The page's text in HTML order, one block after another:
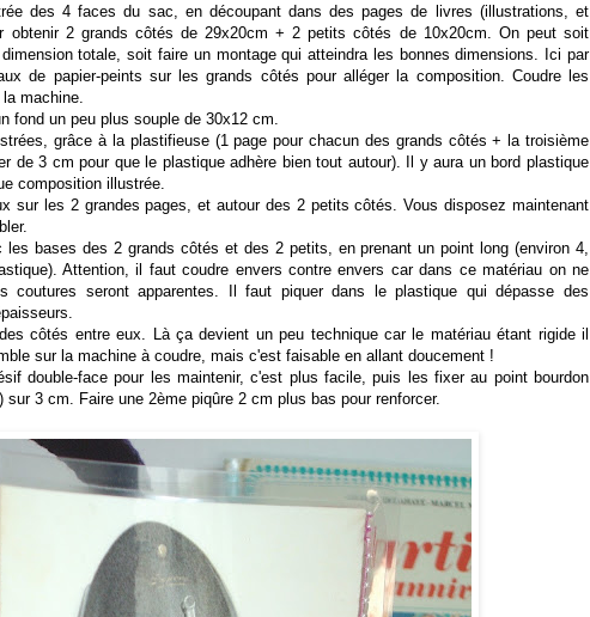
des 4 faces du sac, en découpant dans des pages de livres (illustrations, et
obtenir 2 grands côtés de 29x20cm + 2 petits côtés de 10x20cm. On peut soit
totale, soit faire un montage qui atteindra les bonnes dimensions. Ici par
de papier-peints sur les grands côtés pour alléger la composition. Coudre les
machine.
fond un peu plus souple de 30x12 cm.
grâce à la plastifieuse (1 page pour chacun des grands côtés + la troisième
de 3 cm pour que le plastique adhère bien tout autour). Il y aura un bord plastique
composition illustrée.
sur les 2 grandes pages, et autour des 2 petits côtés. Vous disposez maintenant
les bases des 2 grands côtés et des 2 petits, en prenant un point long (environ 4,
Attention, il faut coudre envers contre envers car dans ce matériau on ne
coutures seront apparentes. Il faut piquer dans le plastique qui dépasse des
côtés entre eux. Là ça devient un peu technique car le matériau étant rigide il
sur la machine à coudre, mais c'est faisable en allant doucement !
double-face pour les maintenir, c'est plus facile, puis les fixer au point bourdon
sur 3 cm. Faire une 2ème piqûre 2 cm plus bas pour renforcer.